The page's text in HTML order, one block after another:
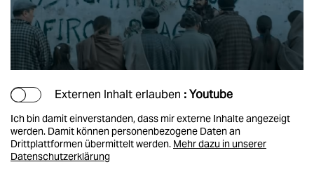
Externen Inhalt erlauben : Youtube
Ich bin damit einverstanden, dass mir externe Inhalte angezeigt
werden. Damit können personenbezogene Daten an
Drittplattformen übermittelt werden. Mehr dazu in unserer
Datenschutzerklärung